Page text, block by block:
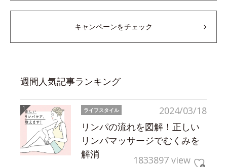
キャンペーンをチェック
週間人気記事ランキング
2024/03/18
ライフスタイル
リンパの流れを図解！正しい
リンパマッサージでむくみを
解消
1833897 view